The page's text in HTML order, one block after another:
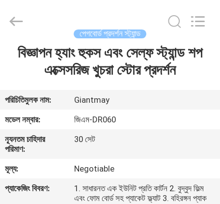
বাড়ি
আমাদের
সম্পর্কে
কারখানা
ভ্রমণ
Copyright
fsgiantmay.com.
পেগবোর্ড প্রদর্শন স্ট্যান্ড
বিজ্ঞাপন হ্যাং হুকস এবং সেল্ফ স্ট্যান্ড শপ
এক্সেসরিজ খুচরা স্টোর প্রদর্শন
পরিচিতিমুলক নাম:
Giantmay
মডেল নম্বার:
জিএম-DR060
ন্যূনতম চাহিদার
পরিমাণ:
30 সেট
মূল্য:
Negotiable
প্যাকেজিং বিবরণ:
1. সাধারনত এক ইউনিট প্রতি কার্টন 2. বুদ্বুদ ফিল্ম
এবং ফোম বোর্ড সহ প্যাকেট ফ্ল্যাট 3. বহিরঙ্গন প্যাক